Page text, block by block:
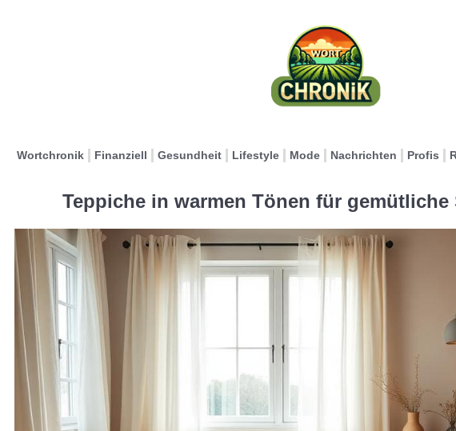
Wortchronik Finanziell Gesundheit Lifestyle Mode Nachrichten Profis
Teppiche in warmen Tönen für gemütliche